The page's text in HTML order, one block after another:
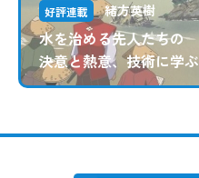
好評連載 緒方英樹
水を治める先人たちの
決意と熱意、技術に学ぶ